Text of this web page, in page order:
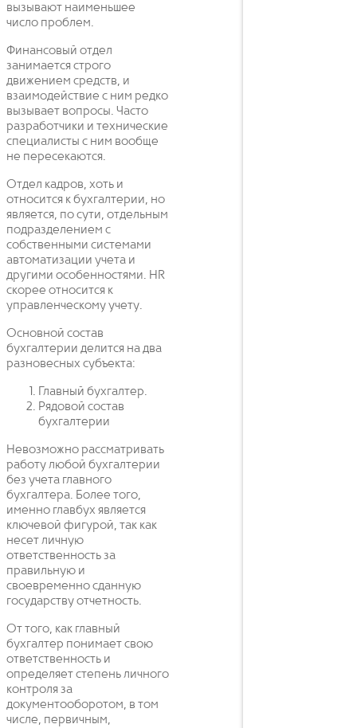
вызывают наименьшее
число проблем.
Финансовый отдел
занимается строго
движением средств, и
взаимодействие с ним редко
вызывает вопросы. Часто
разработчики и технические
специалисты с ним вообще
не пересекаются.
Отдел кадров, хоть и
относится к бухгалтерии, но
является, по сути, отдельным
подразделением с
собственными системами
автоматизации учета и
другими особенностями. HR
скорее относится к
управленческому учету.
Основной состав
бухгалтерии делится на два
разновесных субъекта:
Главный бухгалтер.
Рядовой состав
бухгалтерии
Невозможно рассматривать
работу любой бухгалтерии
без учета главного
бухгалтера. Более того,
именно главбух является
ключевой фигурой, так как
несет личную
ответственность за
правильную и
своевременно сданную
государству отчетность.
От того, как главный
бухгалтер понимает свою
ответственность и
определяет степень личного
контроля за
документооборотом, в том
числе, первичным,